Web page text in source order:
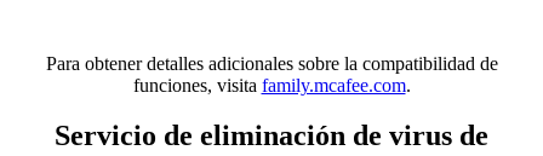
Para obtener detalles adicionales sobre la compatibilidad de
funciones, visita family.mcafee.com.
Servicio de eliminación de virus de